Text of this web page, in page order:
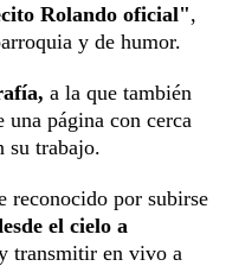
Rolando oficial",
y de humor.
a la que también
página con cerca
su trabajo.
reconocido por subirse
el cielo a
transmitir en vivo a